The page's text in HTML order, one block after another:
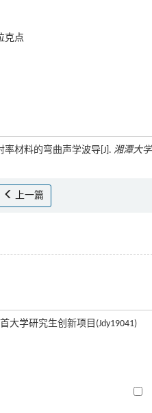
克点
率材料的弯曲声学波导[J]. 湘潭大
上一篇
大学研究生创新项目(Jdy19041)